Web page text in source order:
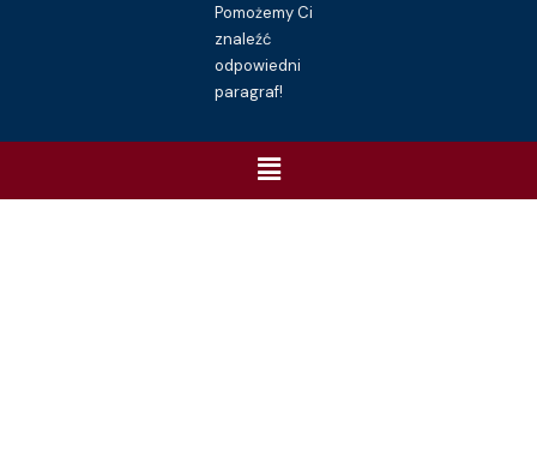
Pomożemy Ci
znaleźć
odpowiedni
paragraf!
Menu